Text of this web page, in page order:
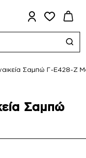
Σαμπώ
Σαμπώ Γ-E428-Z